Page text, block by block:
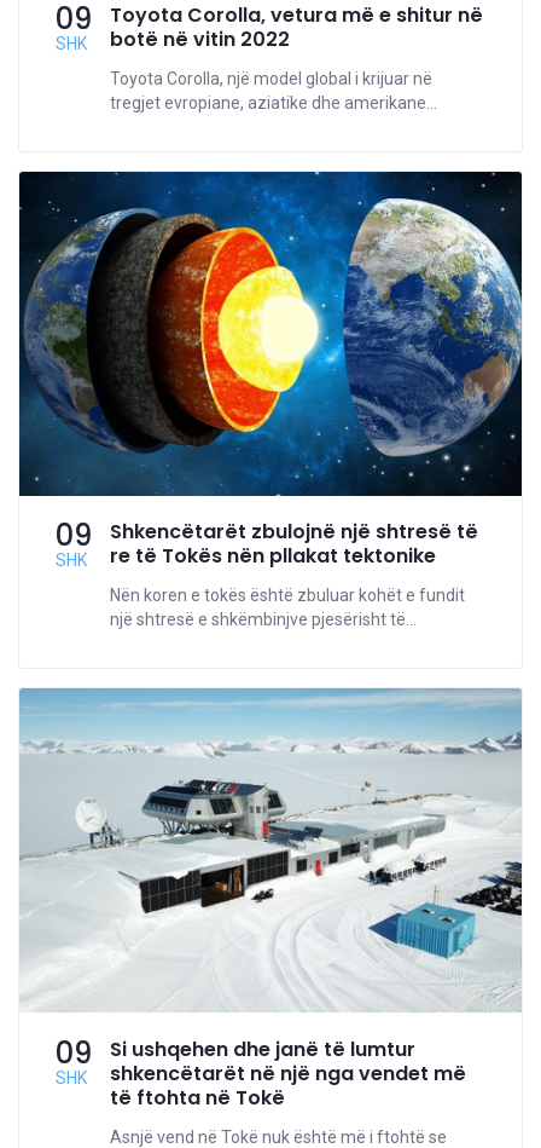
09
SHK
Toyota Corolla, vetura më e shitur në
botë në vitin 2022
Toyota Corolla, një model global i krijuar në
tregjet evropiane, aziatike dhe amerikane...
09
SHK
Shkencëtarët zbulojnë një shtresë të
re të Tokës nën pllakat tektonike
Nën koren e tokës është zbuluar kohët e fundit
një shtresë e shkëmbinjve pjesërisht të...
09
SHK
Si ushqehen dhe janë të lumtur
shkencëtarët në një nga vendet më
të ftohta në Tokë
Asnjë vend në Tokë nuk është më i ftohtë se